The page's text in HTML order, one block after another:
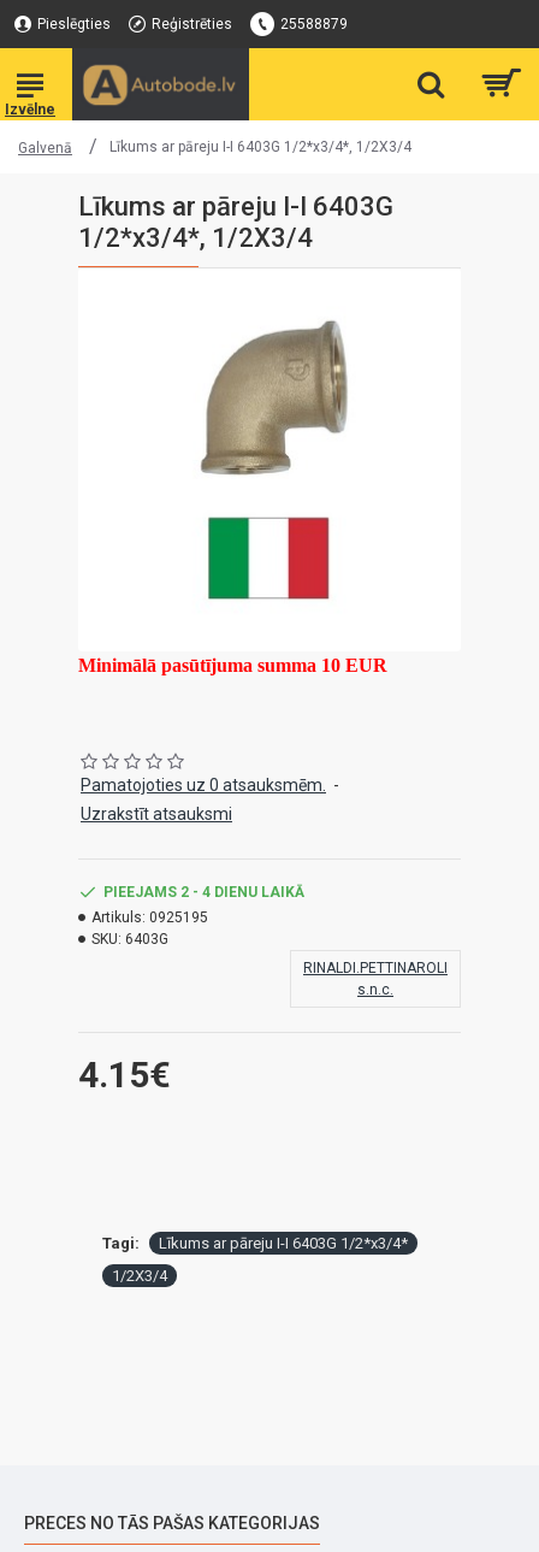
Pieslēgties Reģistrēties 25588879
Galvenā Līkums ar pāreju I-I 6403G 1/2*x3/4*, 1/2X3/4
Līkums ar pāreju I-I 6403G
1/2*x3/4*, 1/2X3/4
Minimālā pasūtījuma summa 10 EUR
Pamatojoties uz 0 atsauksmēm.
-
Uzrakstīt atsauksmi
4.15€
PIEEJAMS 2 - 4 DIENU LAIKĀ
Artikuls: 0925195
SKU: 6403G
RINALDI.PETTINAROLI
s.n.c.
Tagi:
Līkums ar pāreju I-I 6403G 1/2*x3/4*
1/2X3/4
PRECES NO TĀS PAŠAS KATEGORIJAS